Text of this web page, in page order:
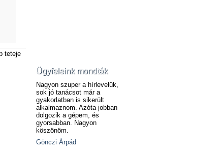
teteje
Ügyfeleink mondták
Nagyon szuper a hírlevelük,
sok jó tanácsot már a
gyakorlatban is sikerült
alkalmaznom. Azóta jobban
dolgozik a gépem, és
gyorsabban. Nagyon
köszönöm.
Gönczi Árpád